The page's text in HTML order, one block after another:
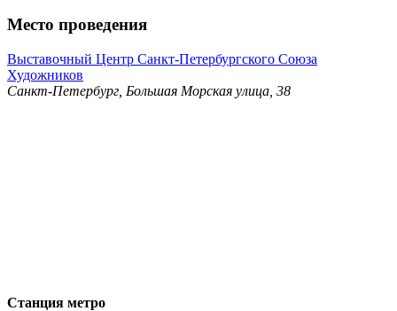
Место проведения
Выставочный Центр Санкт-Петербургского Союза
Художников
Санкт-Петербург, Большая Морская улица, 38
Станция метро